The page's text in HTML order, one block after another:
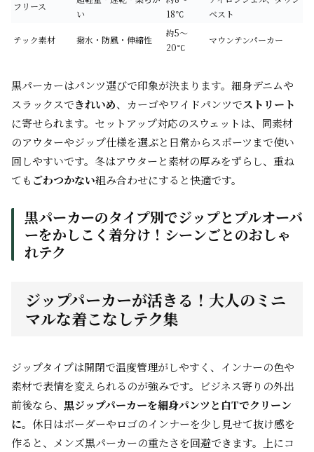
フリース
い
18℃
ベスト
テック素材 撥水・防風・伸縮性
約5〜
20℃
マウンテンパーカー
黒パーカーはパンツ選びで印象が決まります。細身デニムや
スラックスできれいめ、カーゴやワイドパンツでストリート
に寄せられます。セットアップ対応のスウェットは、同素材
のアウターやジップ仕様を選ぶと日常からスポーツまで使い
回しやすいです。冬はアウターと素材の厚みをずらし、重ね
ても ごわつかない組み合わせにすると快適です。
黒パーカーのタイプ別でジップとプルオーバ
ーをかしこく着分け！シーンごとのおしゃ
れテク
ジップパーカーが活きる！大人のミニ
マルな着こなしテク集
ジップタイプは開閉で温度管理がしやすく、インナーの色や
素材で表情を変えられるのが強みです。ビジネス寄りの外出
前後なら、 黒ジップパーカーを細身パンツと白Tでクリーン
に。休日はボーダーやロゴのインナーを少し見せて抜け感を
作ると、メンズ黒パーカーの重たさを回避できます。上にコ